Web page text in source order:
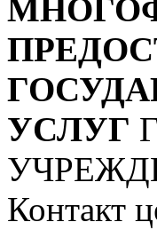
УСЛУГ
Контакт